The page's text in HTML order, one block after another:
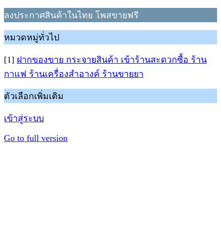
ลงประกาศสินค้าในไทย โพสขายฟรี
หมวดหมู่ทั่วไป
[1] ฝากของขาย กระจายสินค้า เข้าร้านสะดวกซื้อ ร้าน
กาแฟ ร้านเครื่องสำอางค์ ร้านขายยา
ตัวเลือกเพิ่มเติม
เข้าสู่ระบบ
Go to full version